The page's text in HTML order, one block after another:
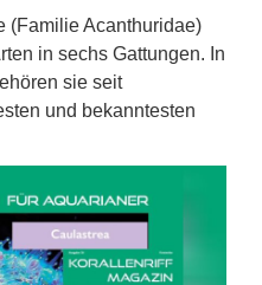
(Familie Acanthuridae)
in sechs Gattungen. In
sie seit
und bekanntesten